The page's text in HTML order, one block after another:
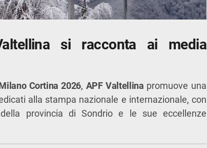
si racconta ai media
Cortina 2026, APF Valtellina promuove una
alla stampa nazionale e internazionale, con
provincia di Sondrio e le sue eccellenze